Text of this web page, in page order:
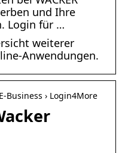
und Ihre
Login für …
weiterer
Anwendungen.
Business › Login4More